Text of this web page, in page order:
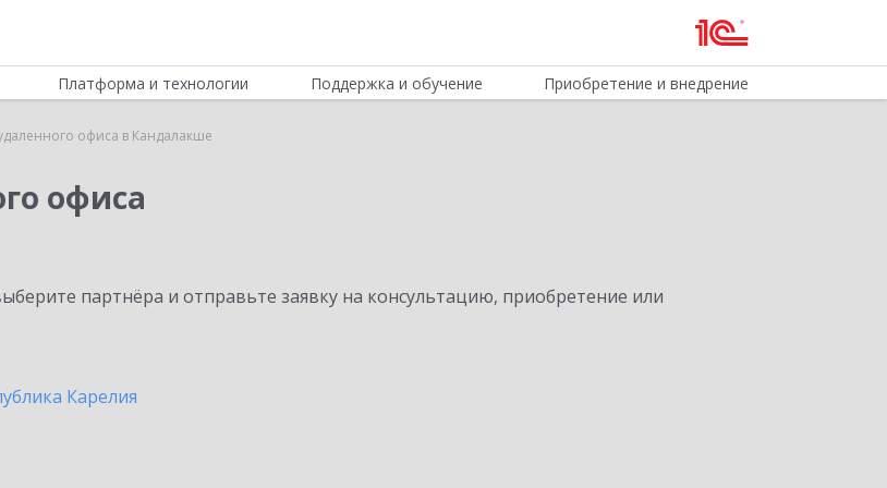
Платформа и технологии Поддержка и обучение Приобретение и внедрение
офиса в Кандалакше
офиса
партнёра и отправьте заявку на консультацию, приобретение или
Карелия